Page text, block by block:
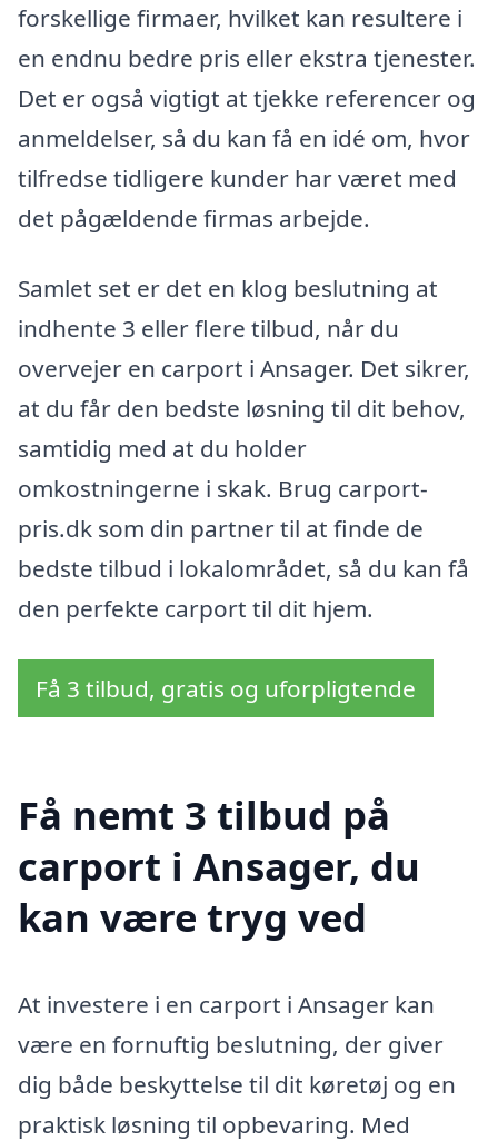
forskellige firmaer, hvilket kan resultere i
en endnu bedre pris eller ekstra tjenester.
Det er også vigtigt at tjekke referencer og
anmeldelser, så du kan få en idé om, hvor
tilfredse tidligere kunder har været med
det pågældende firmas arbejde.
Samlet set er det en klog beslutning at
indhente 3 eller flere tilbud, når du
overvejer en carport i Ansager. Det sikrer,
at du får den bedste løsning til dit behov,
samtidig med at du holder
omkostningerne i skak. Brug carport-
pris.dk som din partner til at finde de
bedste tilbud i lokalområdet, så du kan få
den perfekte carport til dit hjem.
Få 3 tilbud, gratis og uforpligtende
Få nemt 3 tilbud på
carport i Ansager, du
kan være tryg ved
At investere i en carport i Ansager kan
være en fornuftig beslutning, der giver
dig både beskyttelse til dit køretøj og en
praktisk løsning til opbevaring. Med